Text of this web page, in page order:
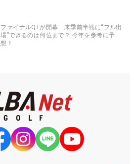
ファイナルQTが開幕 来季前半戦に“フル出
場”できるのは何位まで？ 今年を参考に予
想！